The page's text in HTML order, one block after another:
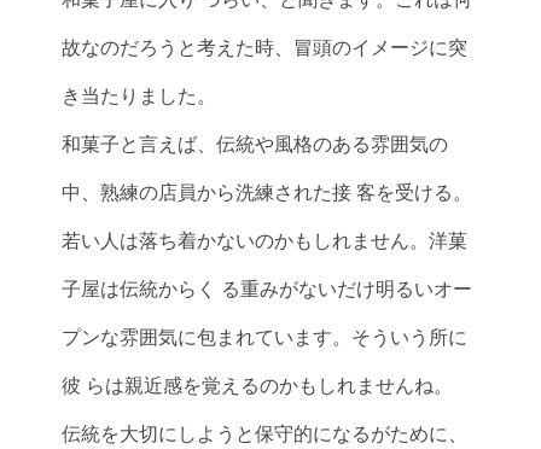
故なのだろうと考えた時、冒頭のイメージに突
き当たりました。
和菓子と言えば、伝統や風格のある雰囲気の
中、熟練の店員から洗練された接 客を受ける。
若い人は落ち着かないのかもしれません。洋菓
子屋は伝統からく る重みがないだけ明るいオー
プンな雰囲気に包まれています。そういう所に
彼 らは親近感を覚えるのかもしれませんね。
伝統を大切にしようと保守的になるがために、